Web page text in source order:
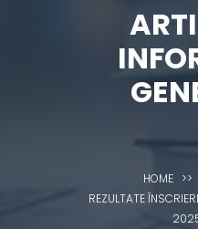
HOME>>
REZULTATE